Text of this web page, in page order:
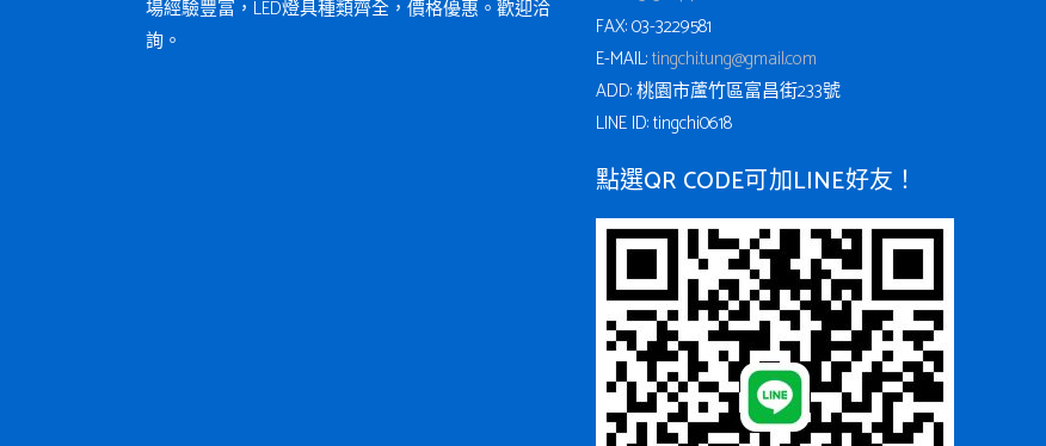
場經驗豐富，LED燈具種類齊全，價格優惠。歡迎洽
詢。
FAX: 03-3229581
E-MAIL:tingchi.tung@gmail.com
ADD: 桃園市蘆竹區富昌街233號
LINE ID: tingchi0618
點選QR CODE可加LINE好友！